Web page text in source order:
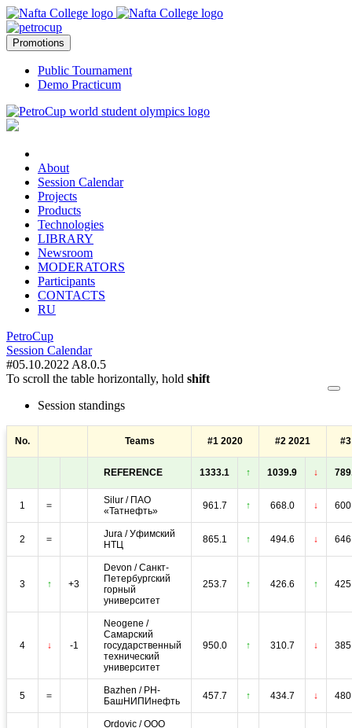
Promotions
Public Tournament
Demo Practicum
About
Session Calendar
Projects
Products
Technologies
LIBRARY
Newsroom
MODERATORS
Participants
CONTACTS
RU
PetroCup
Session Calendar
#05.10.2022 A8.0.5
To scroll the table horizontally, hold shift
Session standings
No. Teams #1 2020 #2 2021
REFERENCE 1333.1 ↑ 1039.9 ↓
1 =
Silur / ПАО
«Татнефть»
961.7 ↑ 668.0 ↓
2 =
Jura / Уфимский
НТЦ
865.1 ↑ 494.6 ↓
3 ↑ +3
Devon / Санкт-
Петербургский
горный
университет
253.7 ↑ 426.6 ↑
4 ↓ -1
Neogene /
Самарский
государственный
технический
университет
950.0 ↑ 310.7 ↓
5 =
Bazhen / РН-
БашНИПИнефть
457.7 ↑ 434.7 ↓
Ordovic / ООО